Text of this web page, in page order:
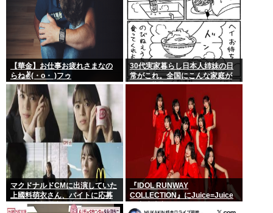
【華金】お仕事お疲れさまなの
らね✌(・o・ )フゥ
30代実家暮らし日本人姉妹の日
常がこれ。全国にこんな家庭が
400万世帯ある。
マクドナルドCMに出演していた
上國料萌衣さん、バイトに応募
するも書類選考で落ちる
『IDOL RUNWAY
COLLECTION』にJuice=Juice